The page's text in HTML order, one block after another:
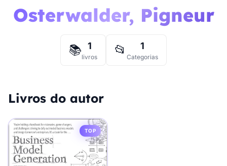
Osterwalder, Pigneur
📚 1
livros 📂 1
Categorias
Livros do autor
TOP